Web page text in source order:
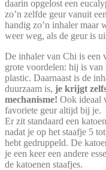
daarin opgelost een
zo’n zelfde geur vanuit
handig zo’n inhaler maar
weer weg, als de geur is
De inhaler van Chi is een
grote voordelen: hij is
plastic. Daarnaast is de
duurzaam is, je krijgt
mechanisme! Ook ideaal
favoriete geur altijd bij je.
Er zit standaard een
nadat je op het staafje 5
hebt gedruppeld. De
je een keer een andere
de katoenen staafjes.